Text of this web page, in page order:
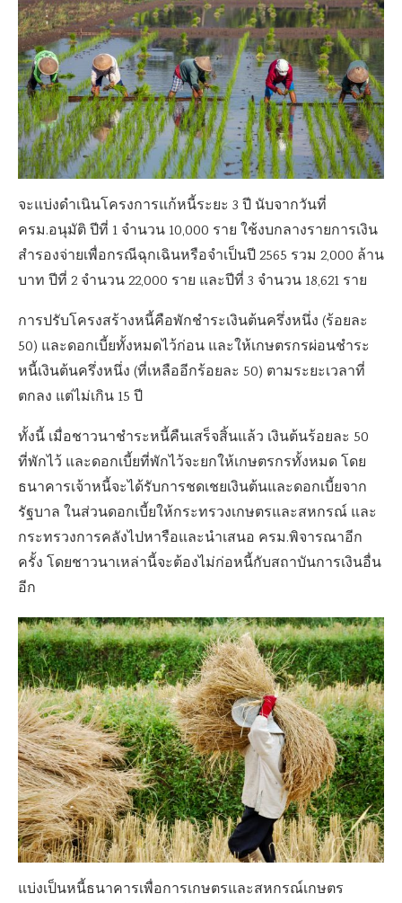
จะแบ่งดำเนินโครงการแก้หนี้ระยะ 3 ปี นับจากวันที่
ครม.อนุมัติ ปีที่ 1 จำนวน 10,000 ราย ใช้งบกลางรายการเงิน
สำรองจ่ายเพื่อกรณีฉุกเฉินหรือจำเป็นปี 2565 รวม 2,000 ล้าน
บาท ปีที่ 2 จำนวน 22,000 ราย และปีที่ 3 จำนวน 18,621 ราย
การปรับโครงสร้างหนี้คือพักชำระเงินต้นครึ่งหนึ่ง (ร้อยละ
50) และดอกเบี้ยทั้งหมดไว้ก่อน และให้เกษตรกรผ่อนชำระ
หนี้เงินต้นครึ่งหนึ่ง (ที่เหลืออีกร้อยละ 50) ตามระยะเวลาที่
ตกลง แต่ไม่เกิน 15 ปี
ทั้งนี้ เมื่อชาวนาชำระหนี้คืนเสร็จสิ้นแล้ว เงินต้นร้อยละ 50
ที่พักไว้ และดอกเบี้ยที่พักไว้จะยกให้เกษตรกรทั้งหมด โดย
ธนาคารเจ้าหนี้จะได้รับการชดเชยเงินต้นและดอกเบี้ยจาก
รัฐบาล ในส่วนดอกเบี้ยให้กระทรวงเกษตรและสหกรณ์ และ
กระทรวงการคลังไปหารือและนำเสนอ ครม.พิจารณาอีก
ครั้ง โดยชาวนาเหล่านี้จะต้องไม่ก่อหนี้กับสถาบันการเงินอื่น
อีก
แบ่งเป็นหนี้ธนาคารเพื่อการเกษตรและสหกรณ์เกษตร